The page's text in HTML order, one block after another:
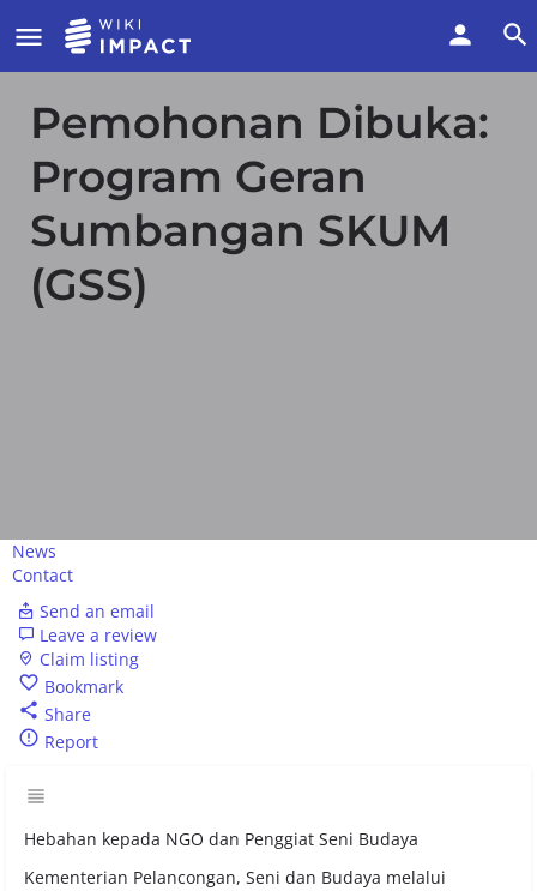
Pemohonan Dibuka:
Program Geran
Sumbangan SKUM
(GSS)
News
Contact
Send an email
Leave a review
Claim listing
Bookmark
Share
Report
Hebahan kepada NGO dan Penggiat Seni Budaya
Kementerian Pelancongan, Seni dan Budaya melalui